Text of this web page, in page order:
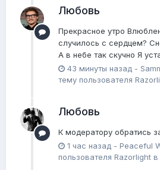
Любовь
Прекрасное утро
случилось с сердцем?
А в небе так скучно Я
43 минуты назад -
тему пользователя
Любовь
К модератору обратись
1 час назад - Peaceful
пользователя Razorlight в